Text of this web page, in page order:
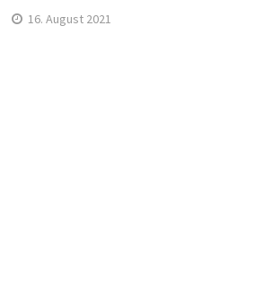
16. August 2021